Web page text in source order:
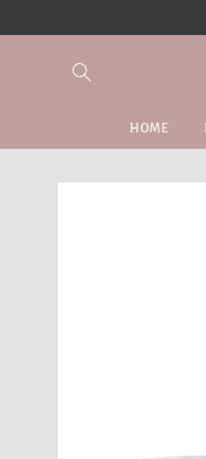
al contenido
HOME
directamente